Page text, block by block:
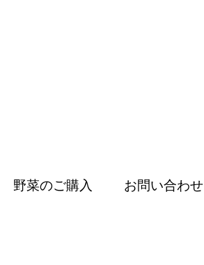
野菜のご購入 お問い合わせ